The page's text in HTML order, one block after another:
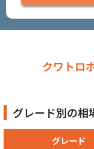
クワトロ
グレード別の相
グレード